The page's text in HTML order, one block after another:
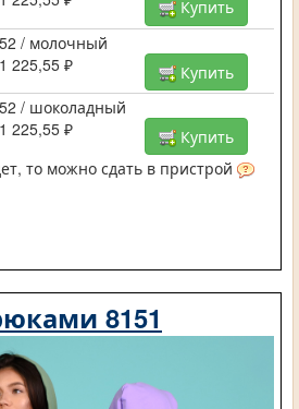
Купить
52 / молочный
1 225,55 ₽
Купить
52 / шоколадный
1 225,55 ₽
Купить
то можно сдать в пристрой
8151